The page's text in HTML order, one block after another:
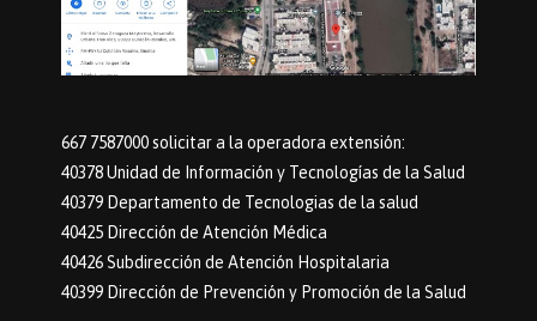
667 7587000 solicitar a la operadora extensión:
40378 Unidad de Información y Tecnologías de la Salud
40379 Departamento de Tecnologias de la salud
40425 Dirección de Atención Médica
40426 Subdirección de Atención Hospitalaria
40399 Dirección de Prevención y Promoción de la Salud